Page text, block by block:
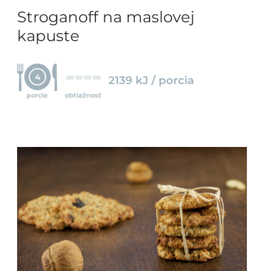
Stroganoff na maslovej
kapuste
4
porcie obtiažnosť
2139 kJ / porcia